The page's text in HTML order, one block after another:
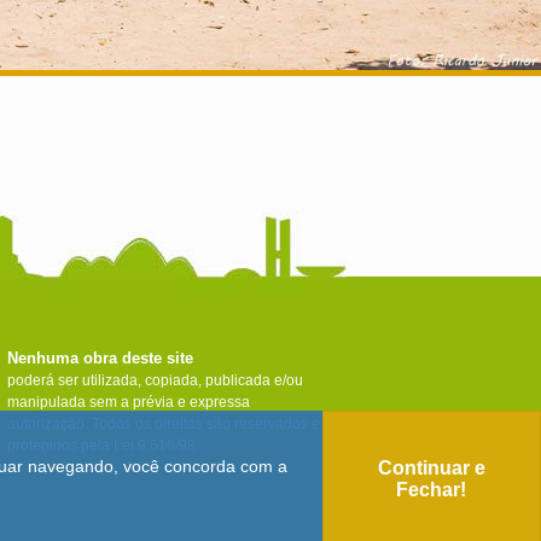
Nenhuma obra deste site
poderá ser utilizada, copiada, publicada e/ou
manipulada sem a prévia e expressa
autorização. Todos os direitos são reservados e
protegidos pela Lei 9.610/98.
navegando, você concorda com a
Continuar e
Fechar!